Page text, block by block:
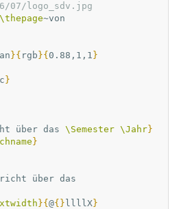
07/logo_sdv.jpg
\thepage
}{ rgb }{ 0.88,1,1 }
}
über das \Semester \Jahr}
}
}{ @{} llllX}